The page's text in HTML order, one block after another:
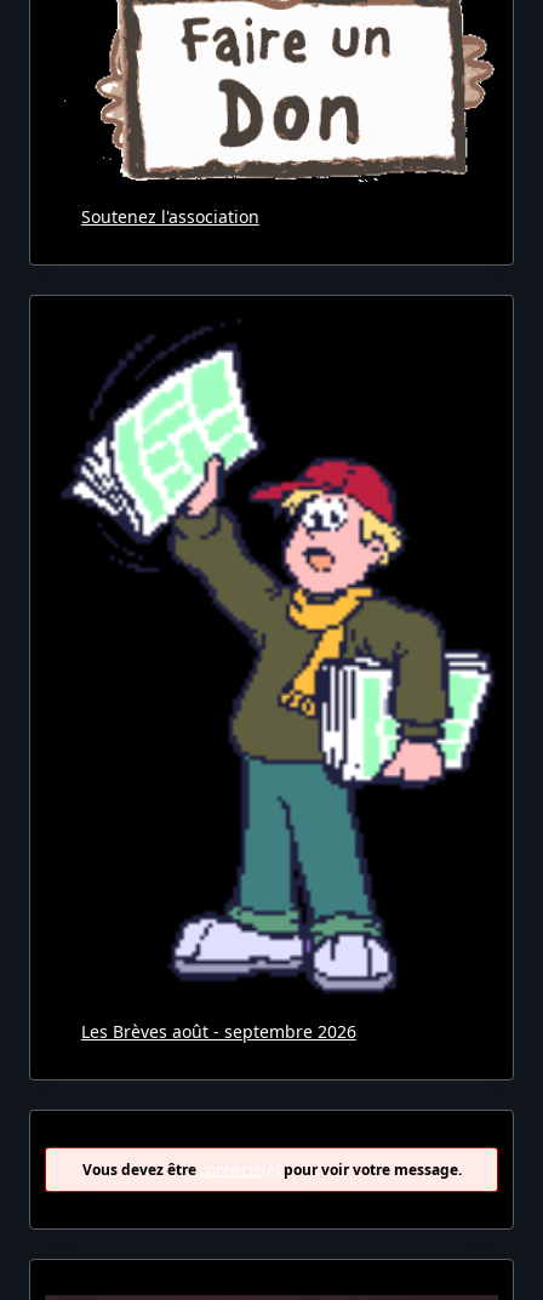
Soutenez l'association
Les Brèves août - septembre 2026
Vous devez être pour voir votre message.